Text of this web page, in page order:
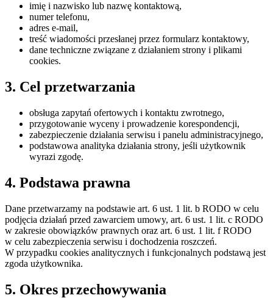
imię i nazwisko lub nazwę kontaktową,
numer telefonu,
adres e-mail,
treść wiadomości przesłanej przez formularz kontaktowy,
dane techniczne związane z działaniem strony i plikami
cookies.
3. Cel przetwarzania
obsługa zapytań ofertowych i kontaktu zwrotnego,
przygotowanie wyceny i prowadzenie korespondencji,
zabezpieczenie działania serwisu i panelu administracyjnego,
podstawowa analityka działania strony, jeśli użytkownik
wyrazi zgodę.
4. Podstawa prawna
Dane przetwarzamy na podstawie art. 6 ust. 1 lit. b RODO w celu
podjęcia działań przed zawarciem umowy, art. 6 ust. 1 lit. c RODO
w zakresie obowiązków prawnych oraz art. 6 ust. 1 lit. f RODO
w celu zabezpieczenia serwisu i dochodzenia roszczeń.
W przypadku cookies analitycznych i funkcjonalnych podstawą jest
zgoda użytkownika.
5. Okres przechowywania